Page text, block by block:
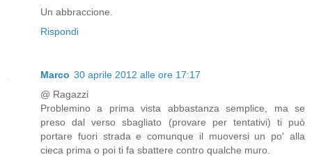
Un abbraccione.
Rispondi
Marco 30 aprile 2012 alle ore 17:17
@ Ragazzi
Problemino a prima vista abbastanza semplice, ma se
preso dal verso sbagliato (provare per tentativi) ti può
portare fuori strada e comunque il muoversi un po' alla
cieca prima o poi ti fa sbattere contro qualche muro.